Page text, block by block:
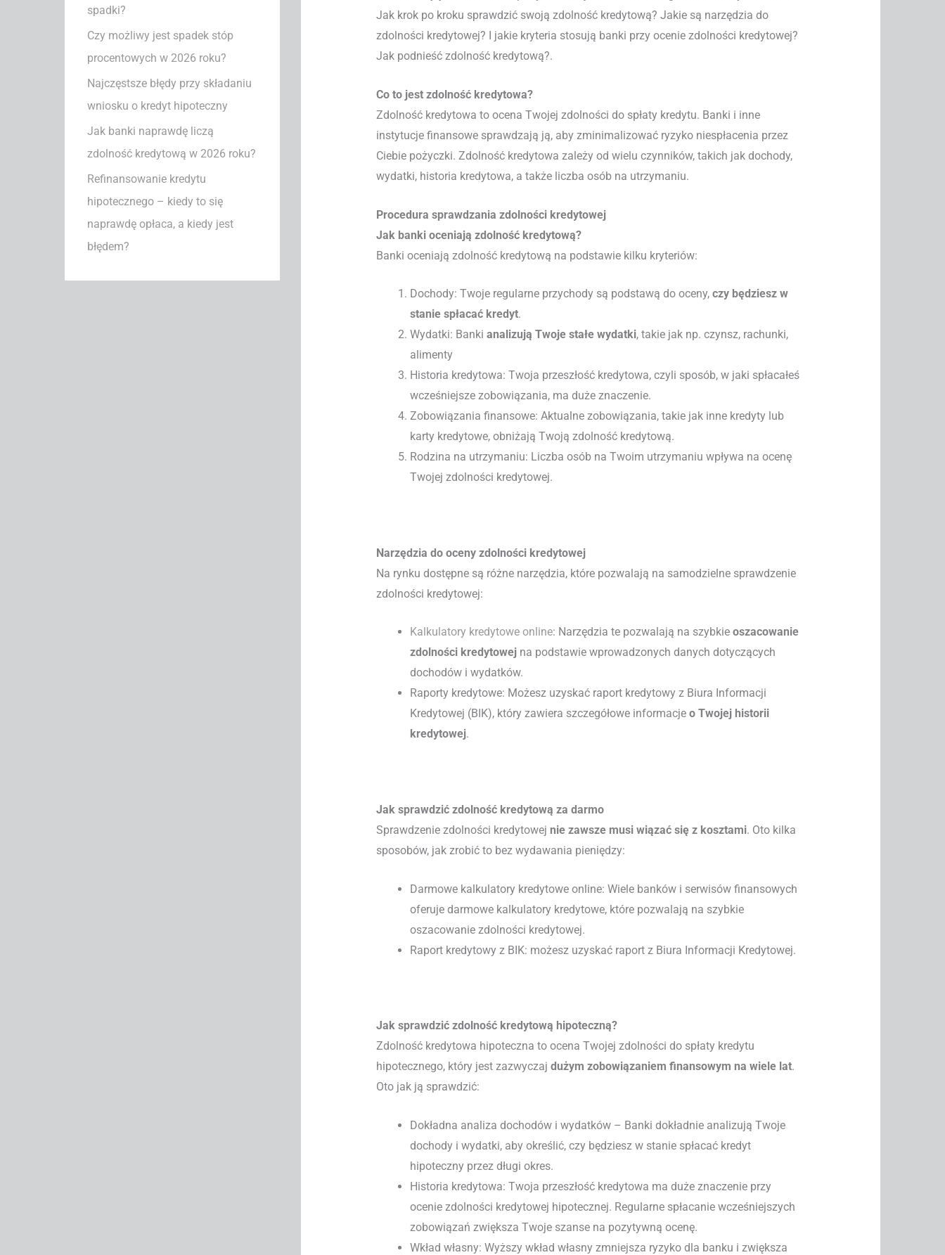
a
:
spadki?
Czy możliwy jest spadek stóp
procentowych w 2026 roku?
Najczęstsze błędy przy składaniu
wniosku o kredyt hipoteczny
Jak banki naprawdę liczą
zdolność kredytową w 2026 roku?
Refinansowanie kredytu
hipotecznego – kiedy to się
naprawdę opłaca, a kiedy jest
błędem?
Jak krok po kroku sprawdzić swoją zdolność kredytową? Jakie są narzędzia do
zdolności kredytowej? I jakie kryteria stosują banki przy ocenie zdolności kredytowej?
Jak podnieść zdolność kredytową?.
Co to jest zdolność kredytowa?
Zdolność kredytowa to ocena Twojej zdolności do spłaty kredytu. Banki i inne
instytucje finansowe sprawdzają ją, aby zminimalizować ryzyko niespłacenia przez
Ciebie pożyczki. Zdolność kredytowa zależy od wielu czynników, takich jak dochody,
wydatki, historia kredytowa, a także liczba osób na utrzymaniu.
Procedura sprawdzania zdolności kredytowej
Jak banki oceniają zdolność kredytową?
Banki oceniają zdolność kredytową na podstawie kilku kryteriów:
Dochody: Twoje regularne przychody są podstawą do oceny,czy będziesz w
stanie spłacać kredyt.
Wydatki: Bankianalizują Twoje stałe wydatki, takie jak np. czynsz, rachunki,
alimenty
Historia kredytowa: Twoja przeszłość kredytowa, czyli sposób, w jaki spłacałeś
wcześniejsze zobowiązania, ma duże znaczenie.
Zobowiązania finansowe: Aktualne zobowiązania, takie jak inne kredyty lub
karty kredytowe, obniżają Twoją zdolność kredytową.
Rodzina na utrzymaniu: Liczba osób na Twoim utrzymaniu wpływa na ocenę
Twojej zdolności kredytowej.
Narzędzia do oceny zdolności kredytowej
Na rynku dostępne są różne narzędzia, które pozwalają na samodzielne sprawdzenie
zdolności kredytowej:
Kalkulatory kredytowe online: Narzędzia te pozwalają na szybkieoszacowanie
zdolności kredytowej na podstawie wprowadzonych danych dotyczących
dochodów i wydatków.
Raporty kredytowe: Możesz uzyskać raport kredytowy z Biura Informacji
Kredytowej (BIK), który zawiera szczegółowe informacjeo Twojej historii
kredytowej.
Jak sprawdzić zdolność kredytową za darmo
Sprawdzenie zdolności kredytowej nie zawsze musi wiązać się z kosztami. Oto kilka
sposobów, jak zrobić to bez wydawania pieniędzy:
Darmowe kalkulatory kredytowe online: Wiele banków i serwisów finansowych
oferuje darmowe kalkulatory kredytowe, które pozwalają na szybkie
oszacowanie zdolności kredytowej.
Raport kredytowy z BIK: możesz uzyskać raport z Biura Informacji Kredytowej.
Jak sprawdzić zdolność kredytową hipoteczną?
Zdolność kredytowa hipoteczna to ocena Twojej zdolności do spłaty kredytu
hipotecznego, który jest zazwyczajdużym zobowiązaniem finansowym na wiele lat.
Oto jak ją sprawdzić:
Dokładna analiza dochodów i wydatków – Banki dokładnie analizują Twoje
dochody i wydatki, aby określić, czy będziesz w stanie spłacać kredyt
hipoteczny przez długi okres.
Historia kredytowa: Twoja przeszłość kredytowa ma duże znaczenie przy
ocenie zdolności kredytowej hipotecznej. Regularne spłacanie wcześniejszych
zobowiązań zwiększa Twoje szanse na pozytywną ocenę.
Wkład własny: Wyższy wkład własny zmniejsza ryzyko dla banku i zwiększa